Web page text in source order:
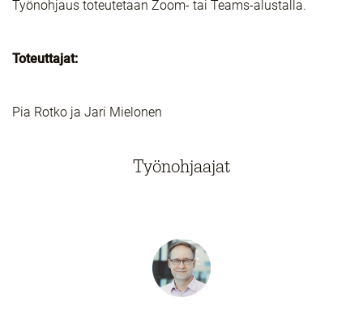
Työnohjaus toteutetaan Zoom- tai Teams-alustalla.
Toteuttajat:
Pia Rotko ja Jari Mielonen
Työnohjaajat